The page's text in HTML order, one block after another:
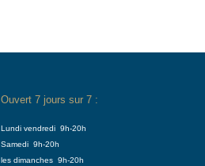
Ouvert 7 jours sur 7 :
Lundi vendredi 9h-20h
Samedi 9h-20h
les dimanches 9h-20h